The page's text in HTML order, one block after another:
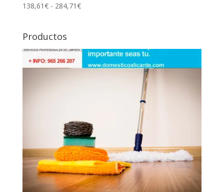
138,61€ - 284,71€Rango
138,61€
hasta
Productos